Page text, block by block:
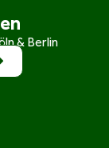
& Berlin